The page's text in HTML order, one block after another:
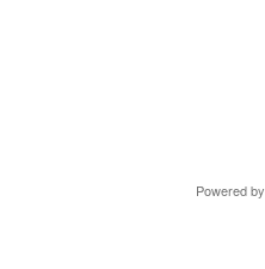
Powered by